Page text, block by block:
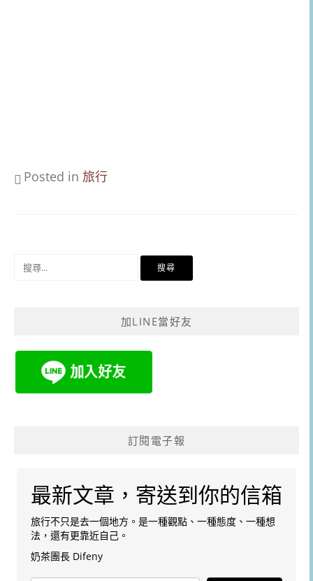
Posted in 旅行
加LINE當好友
訂閱電子報
最新文章，寄送到你的信箱
旅行不只是去一個地方。是一種觀點、一種態度、一種想
法，還有更靠近自己。
奶茶團長 Difeny